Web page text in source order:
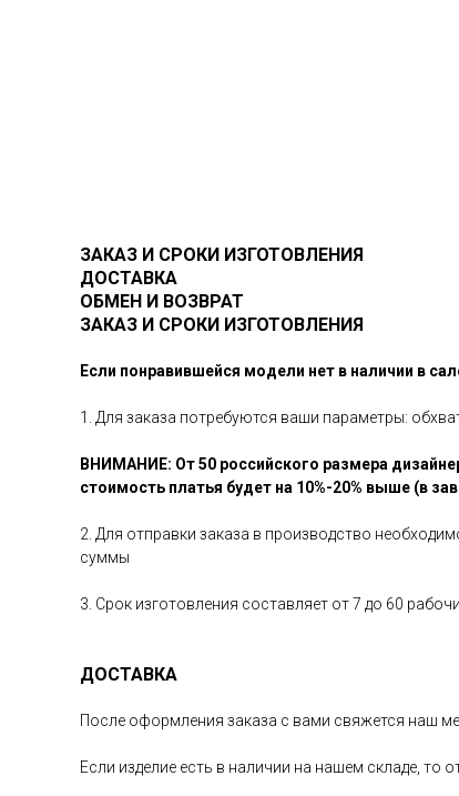
ЗАКАЗ И СРОКИ ИЗГОТОВЛЕНИЯ
ДОСТАВКА
ОБМЕН И ВОЗВРАТ
ЗАКАЗ И СРОКИ ИЗГОТОВЛЕНИЯ
Если понравившейся модели нет в наличии в
1. Для заказа потребуются ваши параметры:
ВНИМАНИЕ: От 50 российского размера
стоимость платья будет на 10%-20% выше (в
2. Для отправки заказа в производство
суммы
3. Срок изготовления составляет от 7 до 60
ДОСТАВКА
После оформления заказа с вами свяжется наш
Если изделие есть в наличии на нашем складе, то